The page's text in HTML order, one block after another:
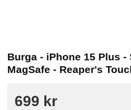
Burga - iPhone 15 Plus -
MagSafe - Reaper's
699 kr